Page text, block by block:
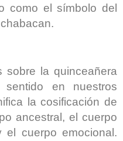
como el símbolo del
sobre la quinceañera
en nuestros
la cosificación de
ancestral, el cuerpo
cuerpo emocional.